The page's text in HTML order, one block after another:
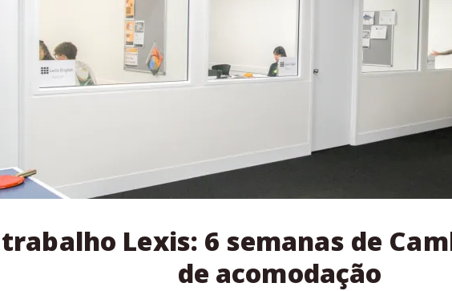
Lexis: 6 semanas de
de acomodação